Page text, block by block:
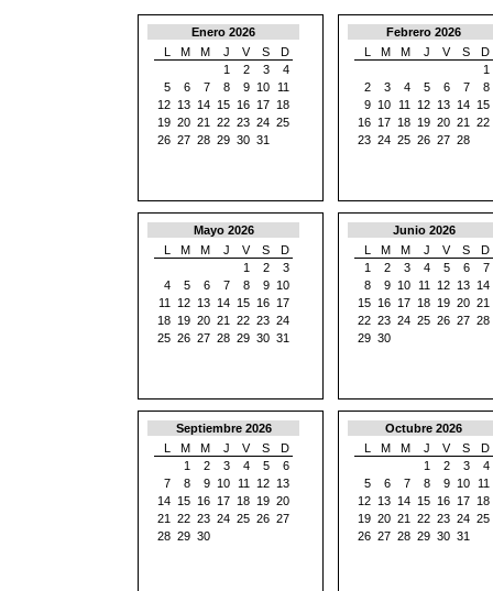
Enero 2026
L
M M J V S
D
1
2 3
4
5
6 7 8 9 10
11
12 13 14 15 16 17 18
19 20 21 22 23 24 25
26 27 28 29 30 31
Febrero 2026
L
M M J V S
D
1
2
3 4 5 6 7
8
9 10 11 12 13 14 15
16 17 18 19 20 21
22
23 24 25 26 27 28
Mayo 2026
L
M M J V S
D
1
2
3
4
5 6 7 8 9 10
11
12 13 14 15 16 17
18 19 20 21 22 23 24
25 26 27 28 29 30 31
Junio 2026
L
M M J V S
D
1
2 3 4 5 6
7
8
9 10 11 12 13 14
15 16 17 18 19 20 21
22 23 24 25 26 27 28
29 30
Septiembre 2026
L
M M J V S
D
1
2 3 4 5
6
7
8 9 10 11 12 13
14 15 16 17 18 19 20
21
22 23 24 25 26 27
28 29 30
Octubre 2026
L
M M J V S
D
1
2 3
4
5
6 7 8 9 10
11
12 13 14 15 16 17 18
19 20 21 22 23 24 25
26 27 28 29 30 31